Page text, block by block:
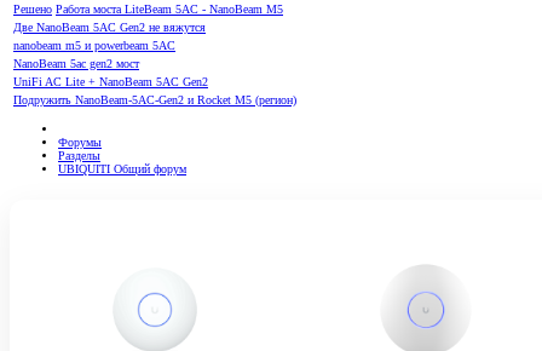
Решено Работа моста LiteBeam 5AC - NanoBeam M5
Две NanoBeam 5AC Gen2 не вяжутся
nanobeam m5 и powerbeam 5AC
NanoBeam 5ac gen2 мост
UniFi AC Lite + NanoBeam 5AC Gen2
Подружить NanoBeam-5AC-Gen2 и Rocket M5 (регион)
Форумы
Разделы
UBIQUITI Общий форум